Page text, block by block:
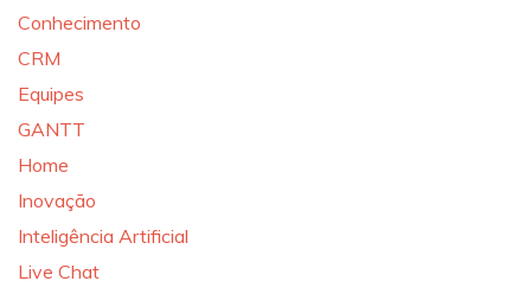
Conhecimento
CRM
Equipes
GANTT
Home
Inovação
Inteligência Artificial
Live Chat